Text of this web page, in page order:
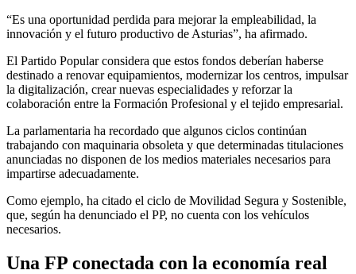
“Es una oportunidad perdida para mejorar la empleabilidad, la
innovación y el futuro productivo de Asturias”, ha afirmado.
El Partido Popular considera que estos fondos deberían haberse
destinado a renovar equipamientos, modernizar los centros, impulsar
la digitalización, crear nuevas especialidades y reforzar la
colaboración entre la Formación Profesional y el tejido empresarial.
La parlamentaria ha recordado que algunos ciclos continúan
trabajando con maquinaria obsoleta y que determinadas titulaciones
anunciadas no disponen de los medios materiales necesarios para
impartirse adecuadamente.
Como ejemplo, ha citado el ciclo de Movilidad Segura y Sostenible,
que, según ha denunciado el PP, no cuenta con los vehículos
necesarios.
Una FP conectada con la economía real